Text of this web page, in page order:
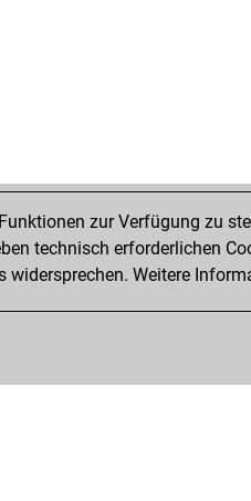
zur Verfügung zu
technisch erforderlichen
Weitere